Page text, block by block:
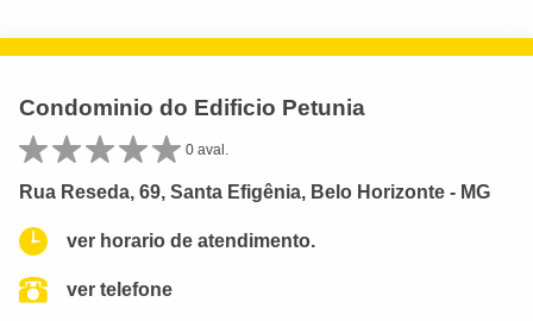
Condominio do Edificio Petunia
0 aval.
Rua Reseda, 69, Santa Efigênia, Belo Horizonte - MG
ver horario de atendimento.
ver telefone